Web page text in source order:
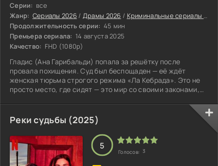
Серии: все
Жанр: Сериалы 2026 / Драмы 2026 / Криминальные сериалы 2026
Продолжительность серии: 45 мин
Премьера сериала: 14 августа 2025
Качество: FHD (1080p)
Гладис (Ана Гарибальди) попала за решётку после
провала похищения. Суд был беспощаден — её ждёт
женская тюрьма строгого режима «Ла Кебрада». Это не
просто место, где сидят — это мир со своими законами,
погружается в ад: вокруг вражда группировок, насилие и
полный произвол охраны. Новеньких здесь ломают для
устрашения. Вместе с Гладис прибыли ещё пять женщин, и
всех их сразу окрестили «запачканными» — так здесь
метят чужаков, отбросов. Унижения сыпятся
Реки судьбы (2025)
5
Голосов: 3